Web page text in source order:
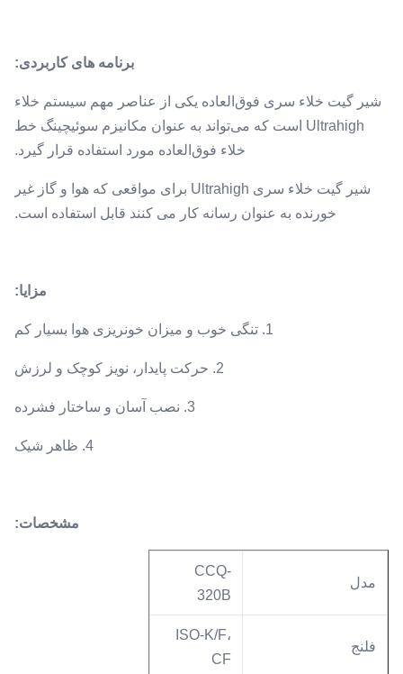
برنامه های کاربردی:
شیر گیت خلاء سری فوق‌العاده یکی از عناصر مهم سیستم خلاء
Ultrahigh است که می‌تواند به عنوان مکانیزم سوئیچینگ خط
خلاء فوق‌العاده مورد استفاده قرار گیرد.
شیر گیت خلاء سری Ultrahigh برای مواقعی که هوا و گاز غیر
خورنده به عنوان رسانه کار می کنند قابل استفاده است.
مزایا:
1. تنگی خوب و میزان خونریزی هوا بسیار کم
2. حرکت پایدار، نویز کوچک و لرزش
3. نصب آسان و ساختار فشرده
4. ظاهر شیک
مشخصات:
مدل
CCQ-
320B
فلنج
ISO-K/F،
CF